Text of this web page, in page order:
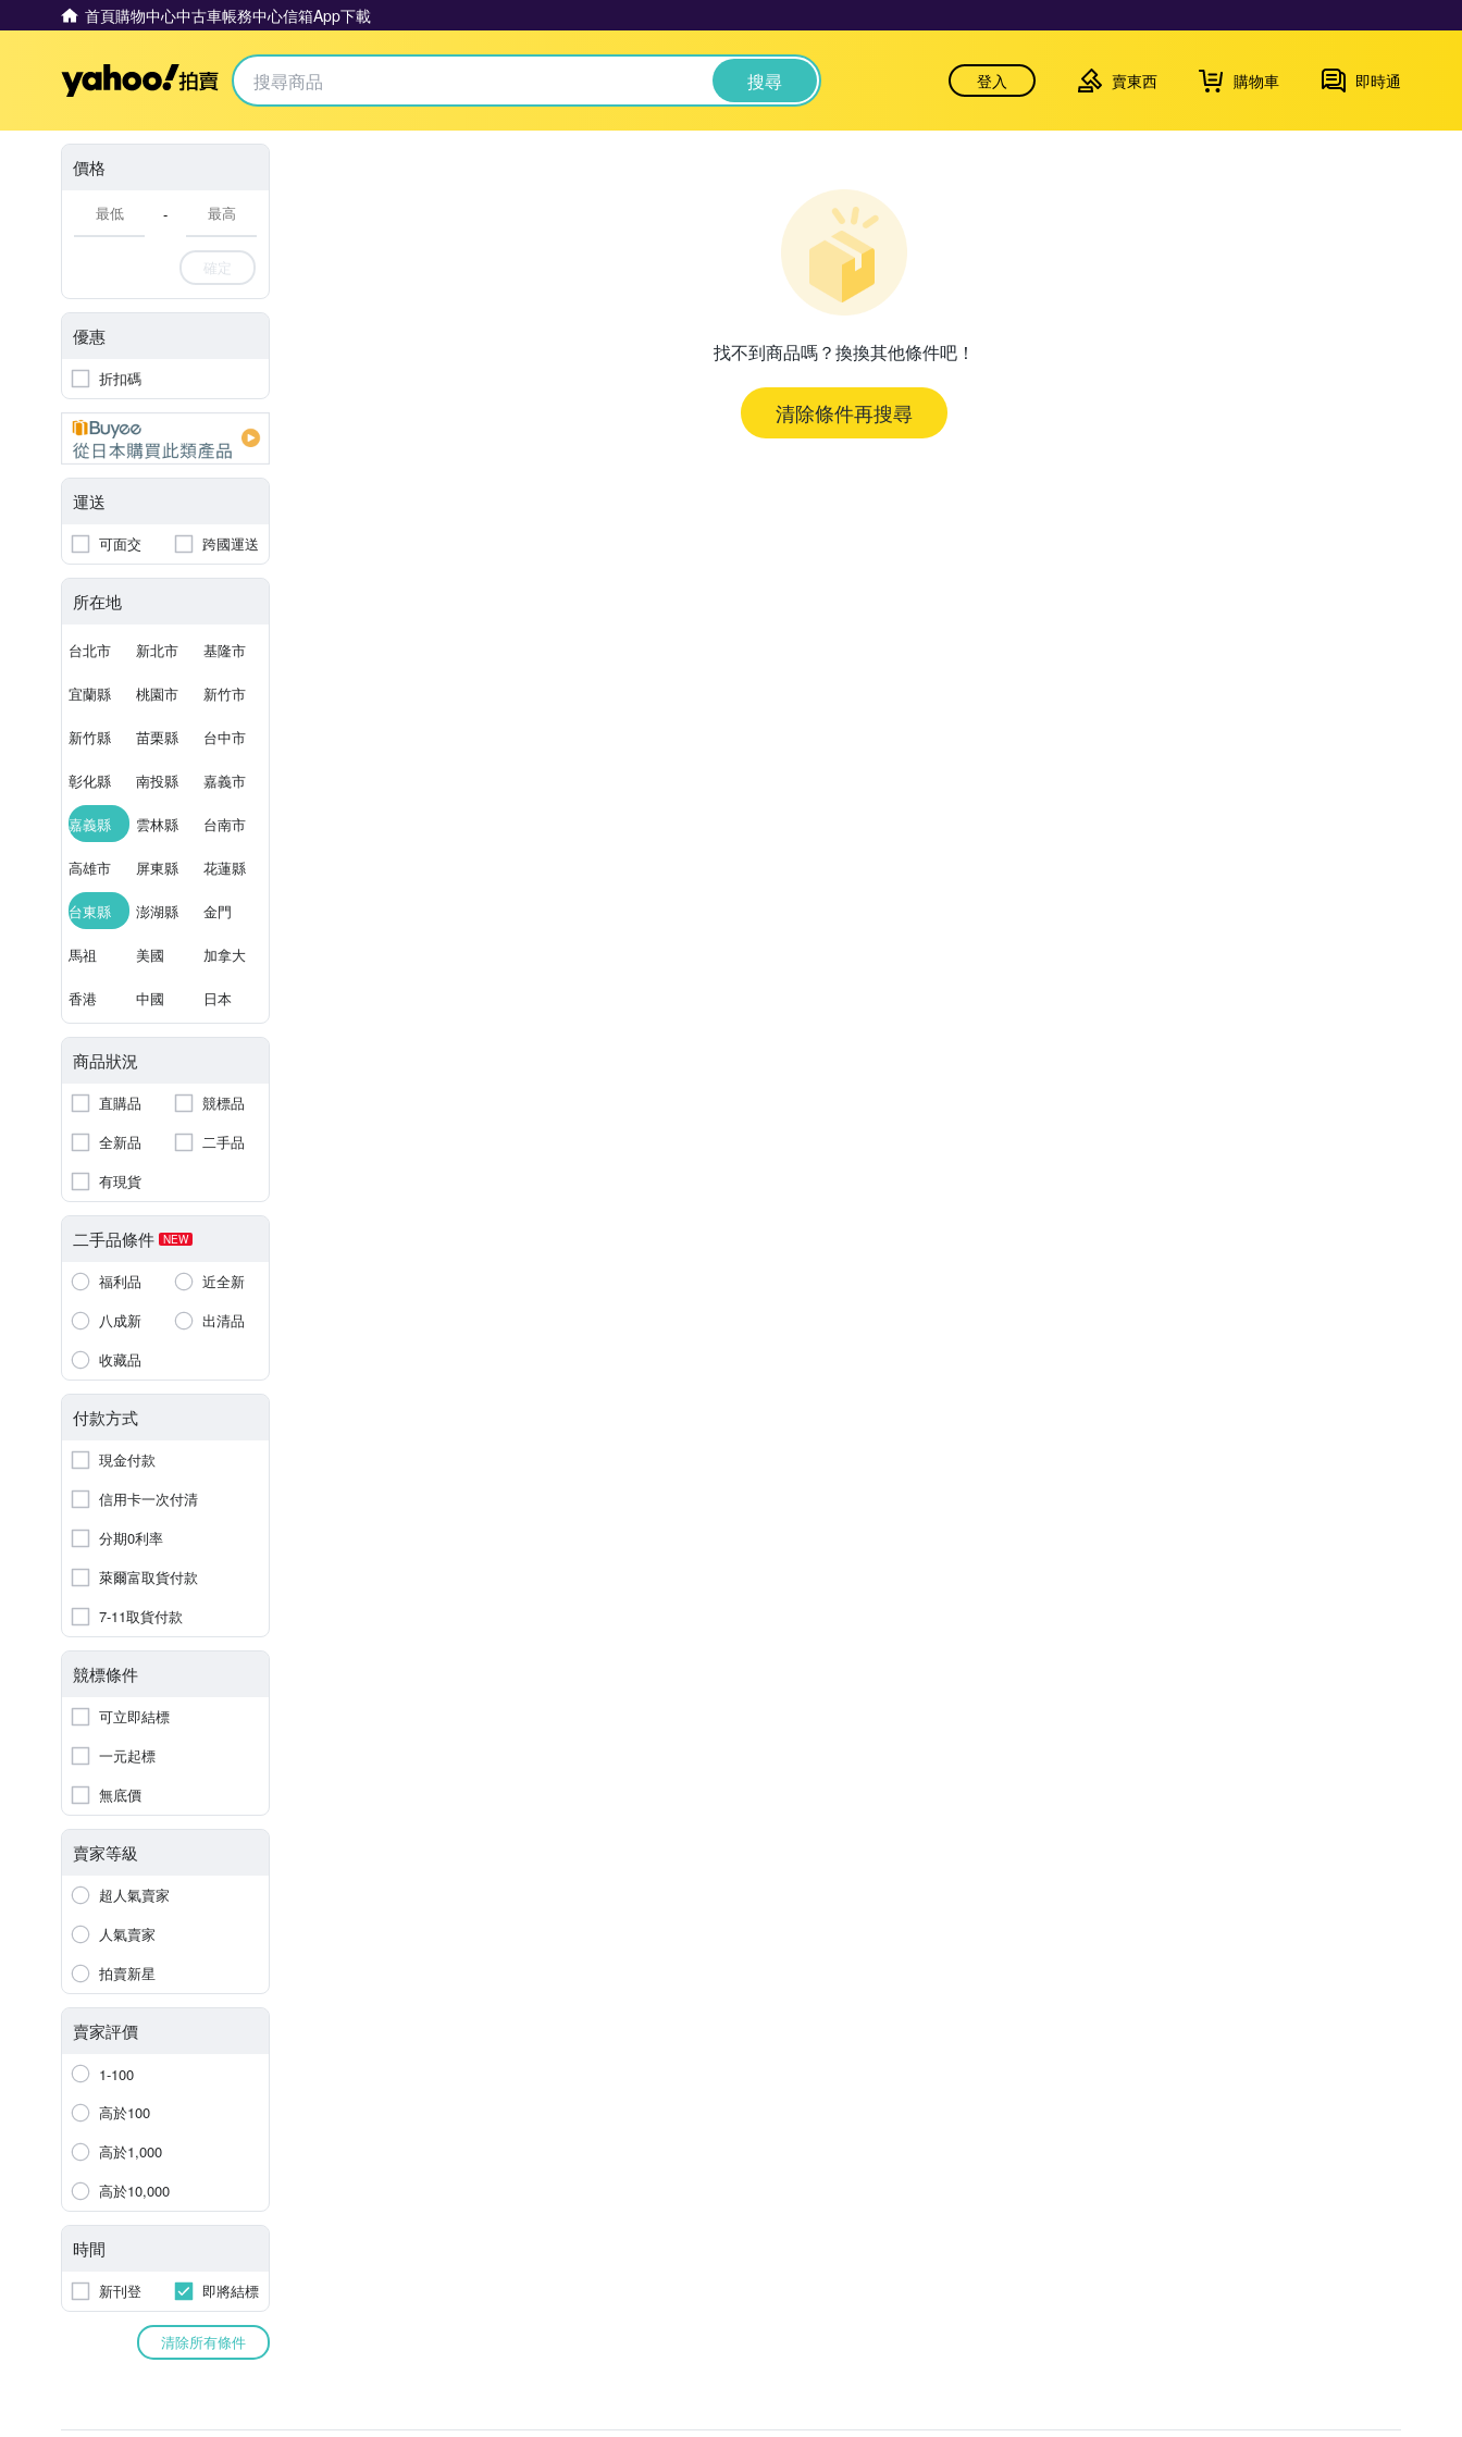
首頁購物中心中古車帳務中心信箱App下載
Yahoo拍賣 搜尋 登入 賣東西 購物車 即時通
價格
-
確定
優惠
折扣碼
運送
可面交 跨國運送
所在地
台北市 新北市 基隆市
宜蘭縣 桃園市 新竹市
新竹縣 苗栗縣 台中市
彰化縣 南投縣 嘉義市
嘉義縣 雲林縣 台南市
高雄市 屏東縣 花蓮縣
台東縣 澎湖縣 金門
馬祖 美國 加拿大
香港 中國 日本
商品狀況
直購品
競標品
全新品
二手品
有現貨
二手品條件 NEW
福利品
近全新
八成新
出清品
收藏品
付款方式
現金付款
信用卡一次付清
分期0利率
萊爾富取貨付款
7-11取貨付款
競標條件
可立即結標
一元起標
無底價
賣家等級
超人氣賣家
人氣賣家
拍賣新星
賣家評價
1-100
高於100
高於1,000
高於10,000
時間
新刊登 即將結標
清除所有條件
找不到商品嗎？換換其他條件吧！
清除條件再搜尋